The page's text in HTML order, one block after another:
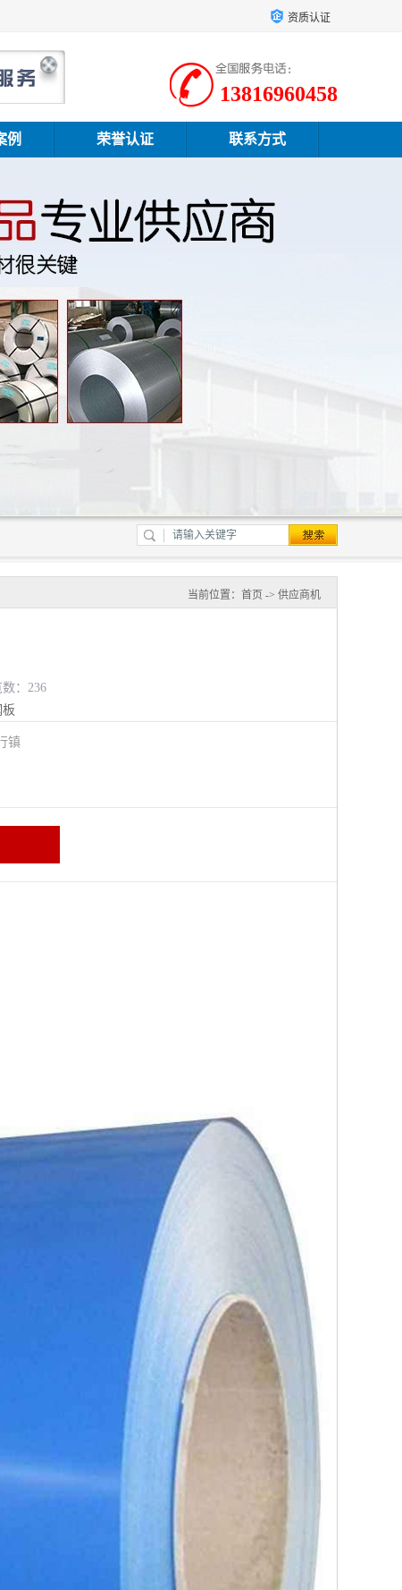
资质认证
13816960458
例 荣誉认证 联系方式
当前位置： 首页 -> 供应商机
：236
板
镇